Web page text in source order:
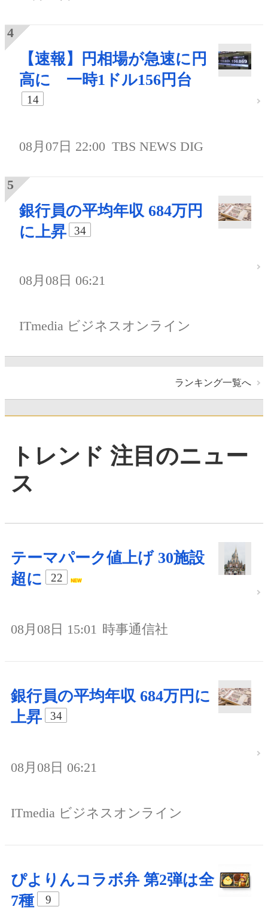
【速報】円相場が急速に円
高に 一時1ドル156円台
14
08月07日 22:00 TBS NEWS DIG
銀行員の平均年収 684万円
に上昇
34
08月08日 06:21
ITmedia ビジネスオンライン
ランキング一覧へ
トレンド 注目のニュー
ス
テーマパーク値上げ 30施設
超に
22
08月08日 15:01 時事通信社
銀行員の平均年収 684万円に
上昇
34
08月08日 06:21
ITmedia ビジネスオンライン
ぴよりんコラボ弁 第2弾は全
7種
9